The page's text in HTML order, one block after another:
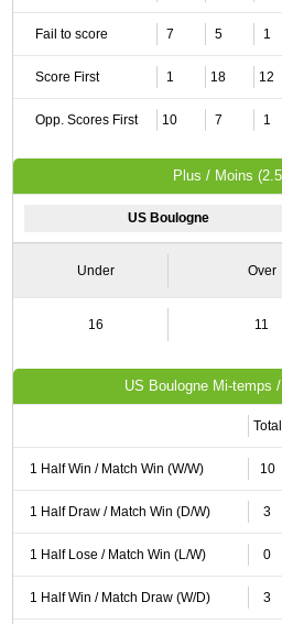
Fail to score 7 5 1
Score First 1 18 12
Opp. Scores First 10 7 1
Plus / Moins
US Boulogne
Under Over
16 11
US Boulogne Mi-temps
Total
1 Half Win / Match Win (W/W) 10
1 Half Draw / Match Win (D/W) 3
1 Half Lose / Match Win (L/W) 0
1 Half Win / Match Draw (W/D) 3